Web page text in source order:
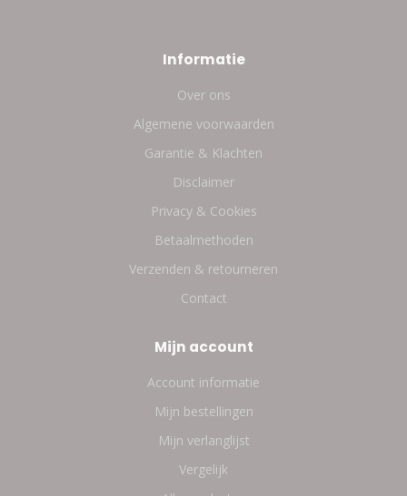
Informatie
Over ons
Algemene voorwaarden
Garantie & Klachten
Disclaimer
Privacy & Cookies
Betaalmethoden
Verzenden & retourneren
Contact
Mijn account
Account informatie
Mijn bestellingen
Mijn verlanglijst
Vergelijk